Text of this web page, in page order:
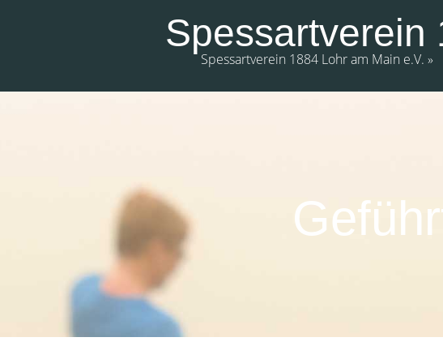
Spessartverein
Spessartverein 1884 Lohr am Main e.V.
2:00
4:00